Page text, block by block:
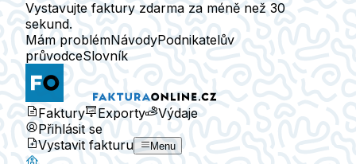
Vystavujte faktury zdarma za méně než 30
sekund.
Mám problémNávodyPodnikatelův
průvodceSlovník
Faktury Exporty
Výdaje
Přihlásit se
Vystavit fakturu
Menu